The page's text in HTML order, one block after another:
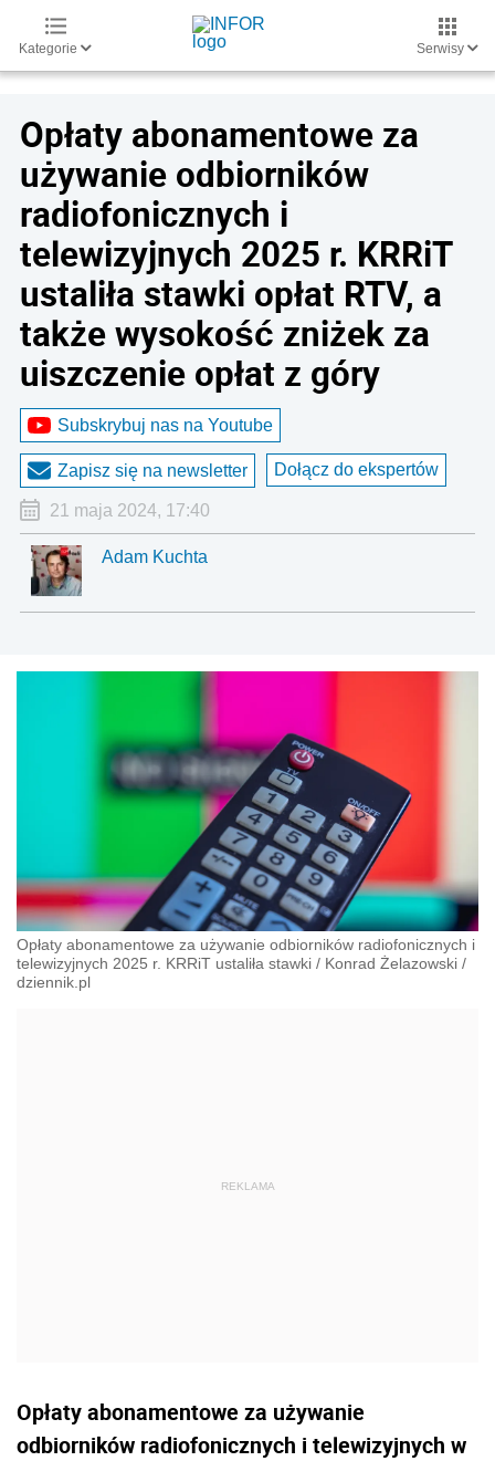
Kategorie Serwisy
Opłaty abonamentowe za
używanie odbiorników
radiofonicznych i
telewizyjnych 2025 r. KRRiT
ustaliła stawki opłat RTV, a
także wysokość zniżek za
uiszczenie opłat z góry
Subskrybuj nas na Youtube
Zapisz się na newsletter Dołącz do ekspertów
21 maja 2024, 17:40
Adam Kuchta
Opłaty abonamentowe za używanie odbiorników radiofonicznych i
telewizyjnych 2025 r. KRRiT ustaliła stawki / Konrad Żelazowski /
dziennik.pl
Opłaty abonamentowe za używanie
odbiorników radiofonicznych i telewizyjnych w